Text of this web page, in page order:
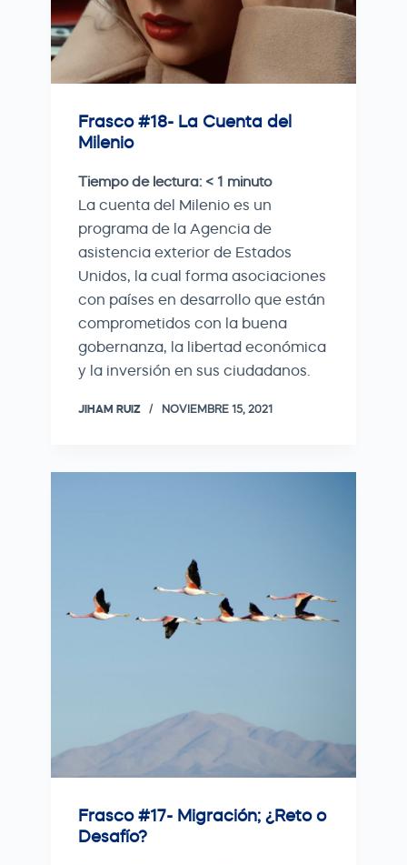
Frasco #18- La Cuenta del
Milenio
Tiempo de lectura: < 1 minuto
La cuenta del Milenio es un
programa de la Agencia de
asistencia exterior de Estados
Unidos, la cual forma asociaciones
con países en desarrollo que están
comprometidos con la buena
gobernanza, la libertad económica
y la inversión en sus ciudadanos.
JIHAM RUIZ NOVIEMBRE 15, 2021
Frasco #17- Migración; ¿Reto o
Desafío?